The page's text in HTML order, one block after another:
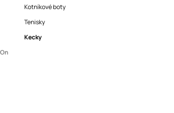
Kotníkové boty
Tenisky
Kecky
On